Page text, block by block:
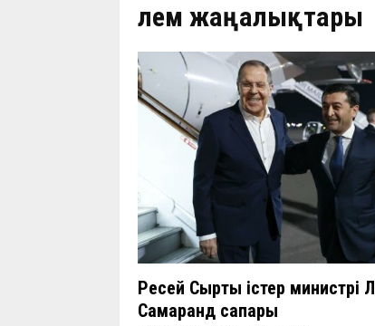
Әлем жаңалықтары
Ресей Сыртқы істер министрі
Самарқанд сапары